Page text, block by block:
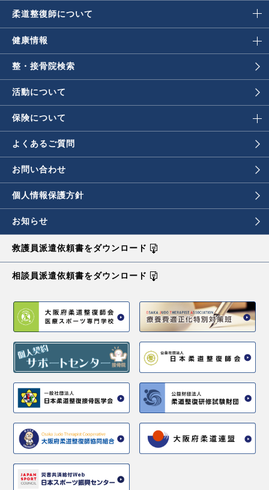
柔道整復師について
健康情報
整・接骨院検索
活動について
保険について
よくあるご質問
お問い合わせ
個人情報保護方針
お知らせ
救護員派遣依頼書をダウンロード
相談員派遣依頼書をダウンロード